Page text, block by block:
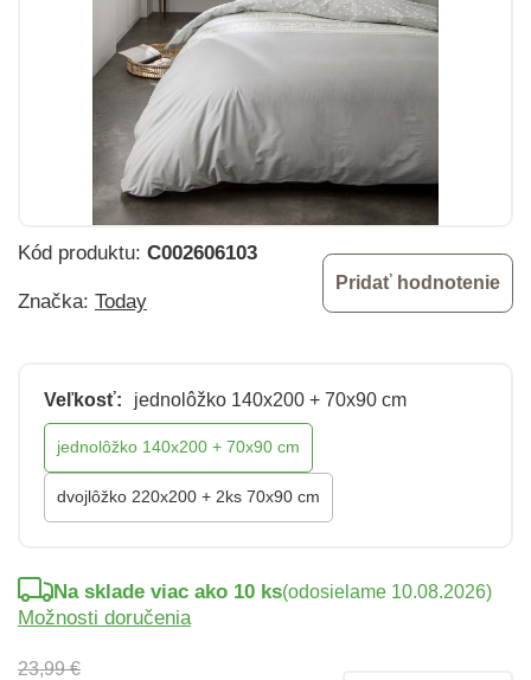
Kód produktu: C002606103
Značka: Today
Pridať hodnotenie
Veľkosť: jednolôžko 140x200 + 70x90 cm
jednolôžko 140x200 + 70x90 cm
dvojlôžko 220x200 + 2ks 70x90 cm
23,99 €
Na sklade viac ako 10 ks(odosielame 10.08.2026)
Možnosti doručenia